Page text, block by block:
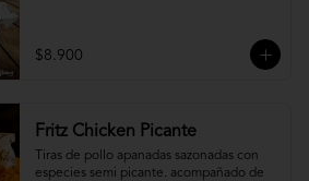
$8.900
Fritz Chicken Picante
Tiras de pollo apanadas sazonadas con
especies semi picante. acompañado de